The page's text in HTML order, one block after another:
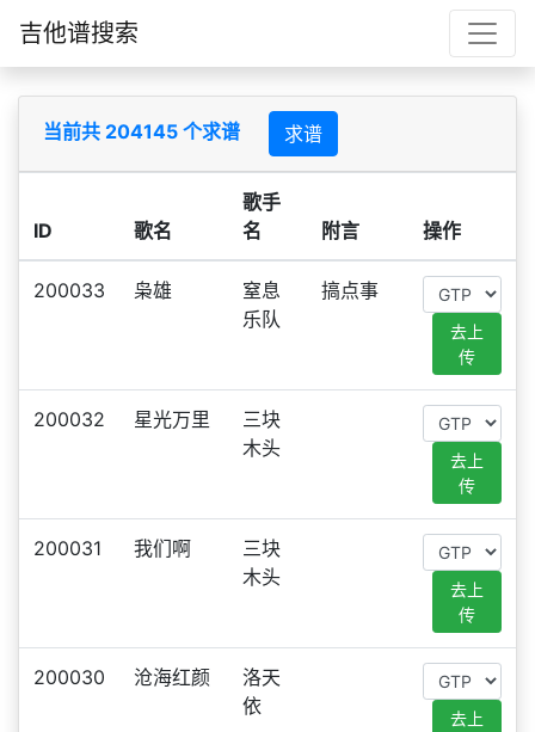
吉他谱搜索
当前共 204145 个求谱 求谱
ID 歌名
歌手
名
附言 操作
200033 枭雄
窒息
乐队
搞点事
去上
传
200032 星光万里
三块
木头
去上
传
200031 我们啊
三块
木头
去上
传
200030 沧海红颜
洛天
依
去上